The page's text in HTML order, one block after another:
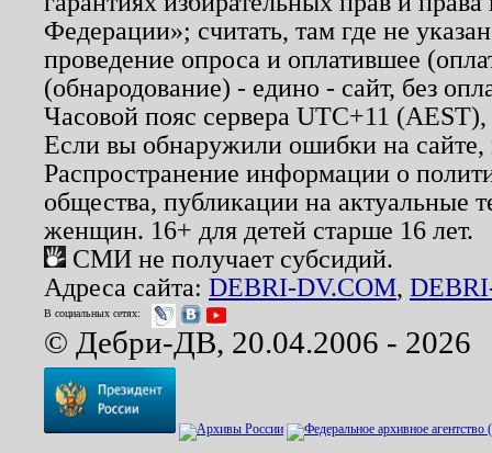
Федерации»; считать, там где не
проведение опроса и оплатившее
(обнародование) - едино - сайт, без
Часовой пояс сервера UTC+11
Если вы обнаружили ошибки на
Распространение информации о
общества, публикации на актуальные
женщин. 16+ для детей старше 16 лет.
СМИ не получает субсидий.
Адреса сайта: DEBRI-DV.COM,
В социальных сетях:
© Дебри-ДВ, 20.04.2006 - 2026